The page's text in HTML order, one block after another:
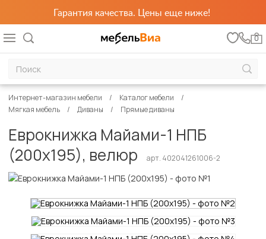
Гарантия качества. Цены еще ниже!
0
Интернет-магазин мебели
Каталог мебели
Мягкая мебель
Диваны Прямые диваны
Еврокнижка Майами-1 НПБ
(200х195), велюр
арт. 402041261006-2